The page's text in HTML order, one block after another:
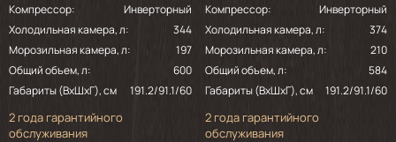
Компрессор:
Инверторный
Холодильная камера, л:
344
Морозильная камера, л:
197
Общий объем, л:
600
Габариты (ВхШхГ), см
191.2/91.1/60
2 года гарантийного
обслуживания
Компрессор:
Инверторный
Холодильная камера, л:
374
Морозильная камера, л:
210
Общий объем, л:
584
Габариты (ВхШхГ), см
191.2/91.1/60
2 года гарантийного
обслуживания